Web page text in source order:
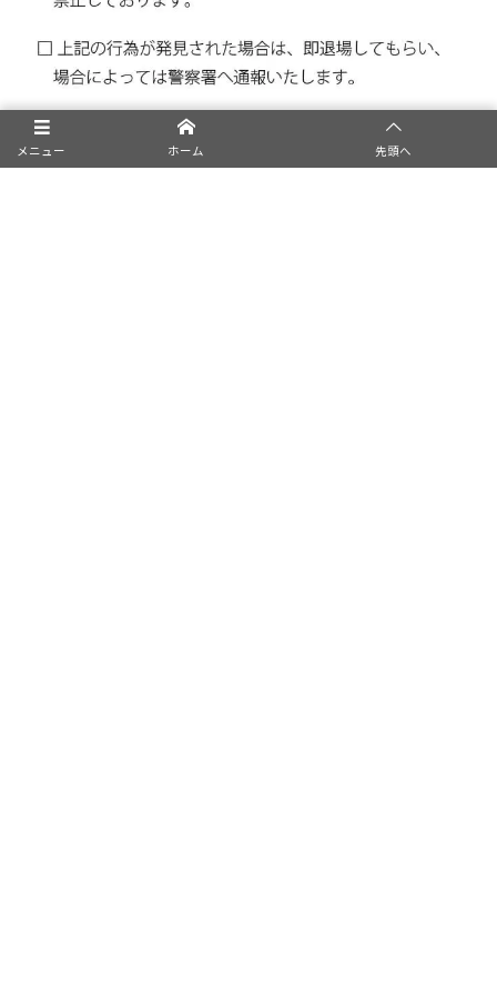
メニュー ホーム 先頭へ